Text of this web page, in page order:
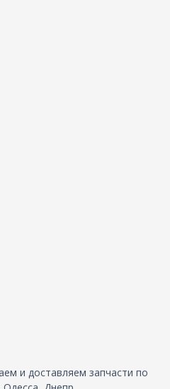
и доставляем запчасти по